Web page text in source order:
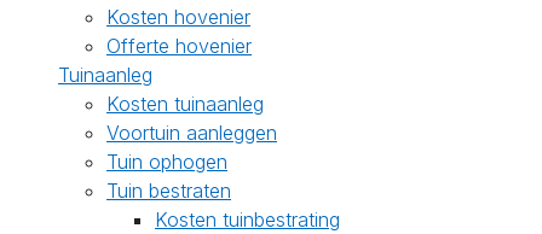
Kosten hovenier
Offerte hovenier
Tuinaanleg
Kosten tuinaanleg
Voortuin aanleggen
Tuin ophogen
Tuin bestraten
Kosten tuinbestrating